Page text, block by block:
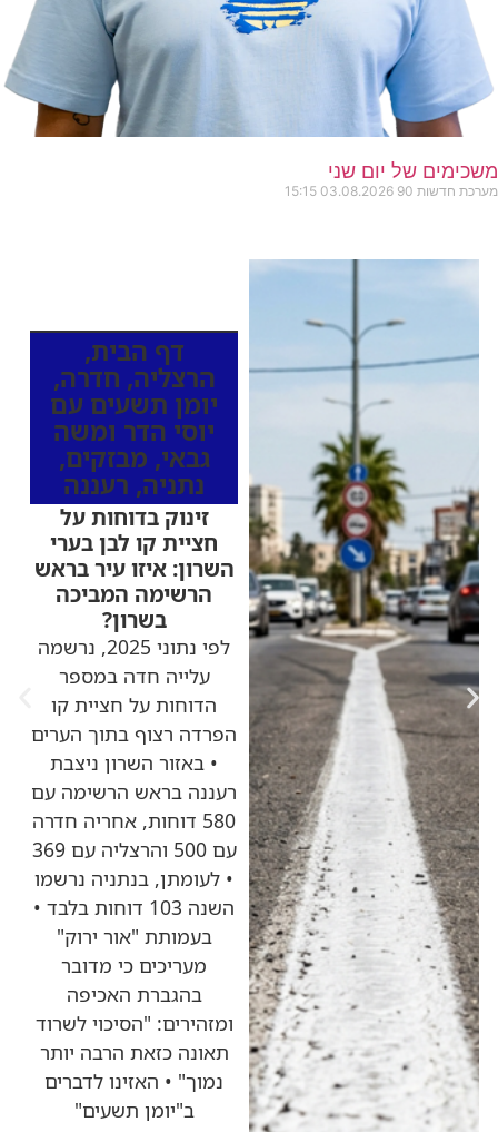
משכימים של יום שני
מערכת חדשות 90 03.08.2026
15:15
דף הבית,
הרצליה, חדרה,
יומן תשעים עם
יוסי הדר ומשה
גבאי, מבזקים,
נתניה, רעננה
זינוק בדוחות על
חציית קו לבן בערי
השרון: איזו עיר בראש
הרשימה המביכה
בשרון?
לפי נתוני 2025, נרשמה
עלייה חדה במספר
הדוחות על חציית קו
הפרדה רצוף בתוך הערים
• באזור השרון ניצבת
רעננה בראש הרשימה עם
580 דוחות, אחריה חדרה
עם 500 והרצליה עם 369
• לעומתן, בנתניה נרשמו
השנה 103 דוחות בלבד •
בעמותת "אור ירוק"
מעריכים כי מדובר
בהגברת האכיפה
ומזהירים: "הסיכוי לשרוד
תאונה כזאת הרבה יותר
נמוך" • האזינו לדברים
ב"יומן תשעים"